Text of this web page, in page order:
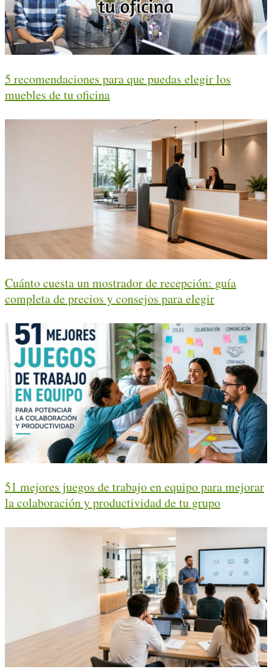
5 recomendaciones para que puedas elegir los
muebles de tu oficina
Cuánto cuesta un mostrador de recepción: guía
completa de precios y consejos para elegir
51 mejores juegos de trabajo en equipo para mejorar
la colaboración y productividad de tu grupo